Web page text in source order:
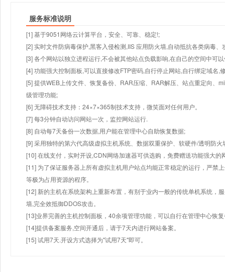
服务标准说明
[1] 基于9051网络云计算平台，安全、可靠、稳定!;
[2] 实时文件防病毒保护,黑客入侵检测,IIS 应用防火墙,自动抵抗各类病毒、
[3] 各个网站以独立进程运行,不会被其他站点负载影响,在自己的空间中可
[4] 功能强大控制面板,可以直接修改FTP密码,自行停止网站,自行绑定域名,
[5] 提供WEB上传文件、恢复备份、RAR压缩、RAR解压、站点重定向、
级管理功能;
[6] 无障碍技术支持：24×7×365制技术支持，微笑面对任何用户。
[7] 每3分钟自动访问网站一次，监控网站运行.
[8] 自动每7天备份一次数据,用户能在管理中心自助恢复数据;
[9] 采用独特的第六代高级虚拟主机系统、数据双重保护、软硬件/透明防火
[10] 在线支付，实时开设,CDN网络加速器可供选购，免费赠送功能强大
[11] 为了保证服务器上所有虚拟主机用户站点均能正常稳定的运行，严禁
等极为占用资源的程序。
[12] 新的主机在系统架构上重新布置，有别于业内一般的传统单机系统，
墙,完全效抵御DDOS攻击。
[13]业界完善的主机控制面板，40余项管理功能，可以自行在管理中心恢
[14]提供备案服务,空间开通后，请于7天内进行网站备案。
[15] 试用7天.开设方式选择为"试用7天"即可。